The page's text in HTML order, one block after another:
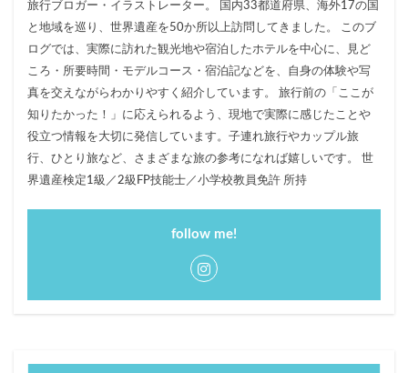
旅行ブロガー・イラストレーター。 国内33都道府県、海外17の国
と地域を巡り、世界遺産を50か所以上訪問してきました。 このブ
ログでは、実際に訪れた観光地や宿泊したホテルを中心に、見ど
ころ・所要時間・モデルコース・宿泊記などを、自身の体験や写
真を交えながらわかりやすく紹介しています。 旅行前の「ここが
知りたかった！」に応えられるよう、現地で実際に感じたことや
役立つ情報を大切に発信しています。子連れ旅行やカップル旅
行、ひとり旅など、さまざまな旅の参考になれば嬉しいです。 世
界遺産検定1級／2級FP技能士／小学校教員免許 所持
follow me!